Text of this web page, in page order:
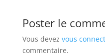
Poster le
Vous devez vous
commentaire.